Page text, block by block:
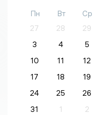
Пн Вт Ср
27
28 29
3
4 5
10
11 12
17
18 19
24
25 26
31
1 2